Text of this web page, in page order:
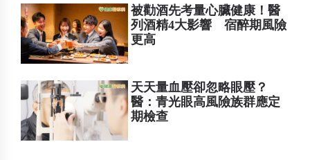
被勸酒先考量心臟健康！醫
列酒精4大影響 宿醉期風險
更高
天天量血壓卻忽略眼壓？
醫：青光眼高風險族群應定
期檢查